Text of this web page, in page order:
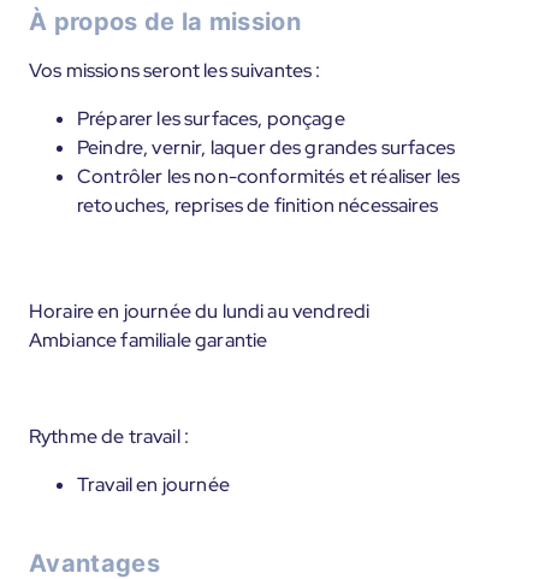
À propos de la mission
Vos missions seront les suivantes :
Préparer les surfaces, ponçage
Peindre, vernir, laquer des grandes surfaces
Contrôler les non-conformités et réaliser les
retouches, reprises de finition nécessaires
Horaire en journée du lundi au vendredi
Ambiance familiale garantie
Rythme de travail :
Travail en journée
Avantages